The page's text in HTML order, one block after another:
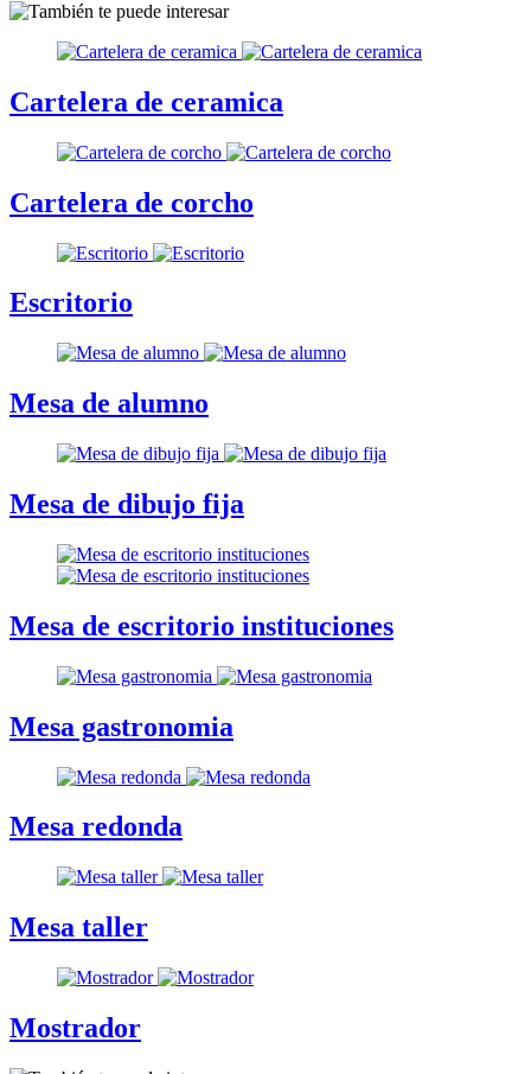
Cartelera de ceramica
Cartelera de corcho
Escritorio
Mesa de alumno
Mesa de dibujo fija
Mesa de escritorio instituciones
Mesa gastronomia
Mesa redonda
Mesa taller
Mostrador